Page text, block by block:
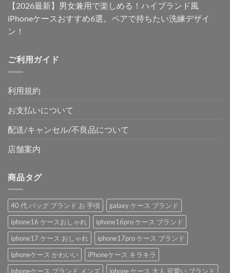
【2026最新】男女兼用で楽しめる！ハイブランド風
iPhoneケースおすすめ6選。ペアで持ちたい洗練デザイ
ン！
ご利用ガイド
利用規約
お支払いについて
配送/キャンセル/不良品について
店舗案内
商品タグ
40 代 バッグ ブランド お 手頃
galaxy ケース ブランド
iphone16 ケースおしゃれ
iphone16pro ケース ブランド
iphone17 ケース おしゃれ
iphone17pro ケース ブランド
iphoneケース かわいい
iPhoneケース キラキラ
iphoneケース ブランド メンズ
iphone ケース 大人 可愛い ブランド